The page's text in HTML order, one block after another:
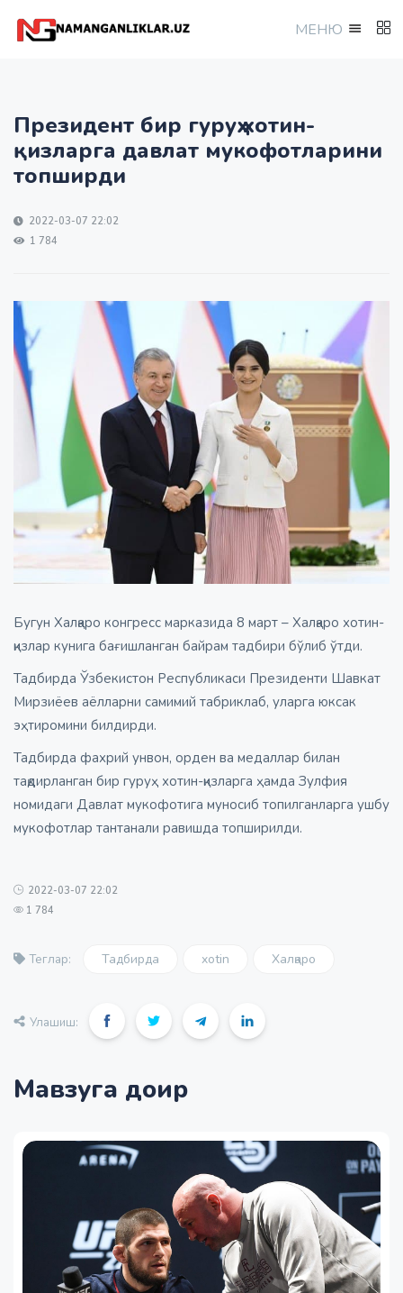
МEНЮ
Президент бир гуруҳ хотин-
қизларга давлат мукофотларини
топширди
2022-03-07 22:02
1 784
Бугун Халқаро конгресс марказида 8 март – Халқаро хотин-
қизлар кунига бағишланган байрам тадбири бўлиб ўтди.
Тадбирда Ўзбекистон Республикаси Президенти Шавкат
Мирзиёев аёлларни самимий табриклаб, уларга юксак
эҳтиромини билдирди.
Тадбирда фахрий унвон, орден ва медаллар билан
тақдирланган бир гуруҳ хотин-қизларга ҳамда Зулфия
номидаги Давлат мукофотига муносиб топилганларга ушбу
мукофотлар тантанали равишда топширилди.
2022-03-07 22:02
1 784
Теглар: Тадбирда xotin Халқаро
Улашиш:
Мавзуга доир